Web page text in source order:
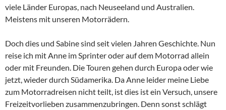
viele Länder Europas, nach Neuseeland und Australien.
Meistens mit unseren Motorrädern.
Doch dies und Sabine sind seit vielen Jahren Geschichte. Nun
reise ich mit Anne im Sprinter oder auf dem Motorrad allein
oder mit Freunden. Die Touren gehen durch Europa oder wie
jetzt, wieder durch Südamerika. Da Anne leider meine Liebe
zum Motorradreisen nicht teilt, ist dies ist ein Versuch, unsere
Freizeitvorlieben zusammenzubringen. Denn sonst schlägt